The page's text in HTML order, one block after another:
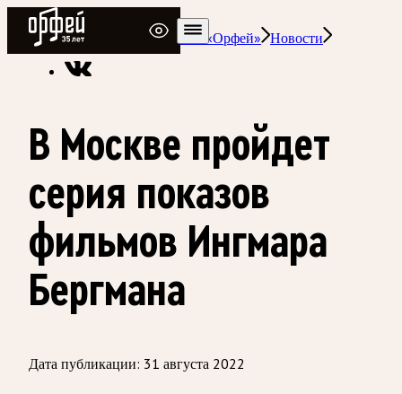
Радио Орфей
Радио классической музыки «Орфей» Новости
В Москве пройдет
серия показов
фильмов Ингмара
Бергмана
Дата публикации: 31 августа 2022